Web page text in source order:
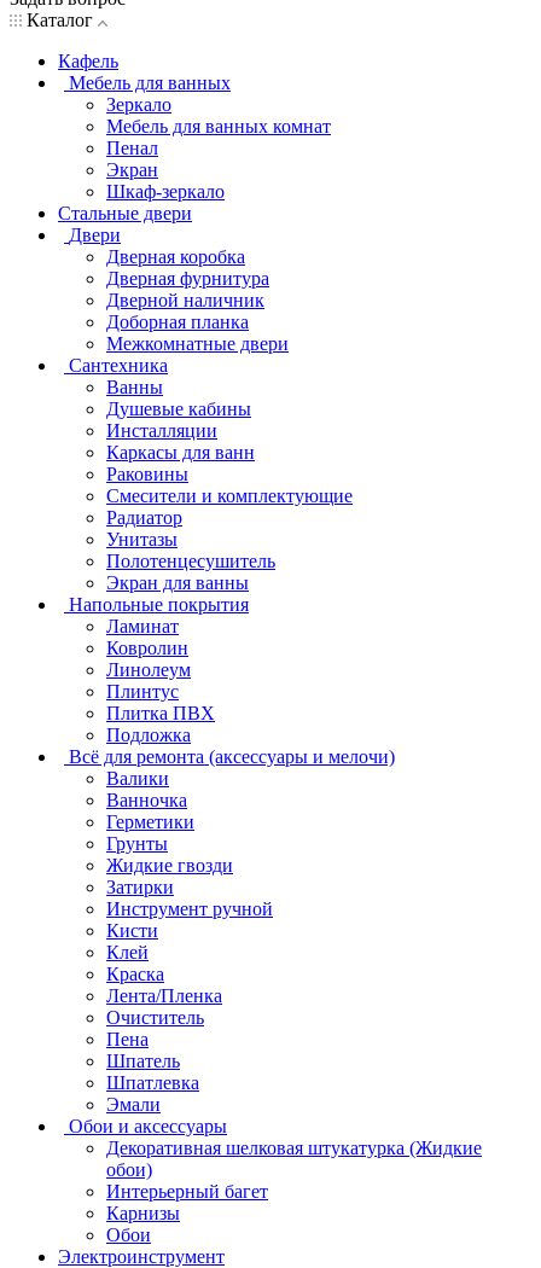
Каталог
Кафель
Мебель для ванных
Зеркало
Мебель для ванных комнат
Пенал
Экран
Шкаф-зеркало
Стальные двери
Двери
Дверная коробка
Дверная фурнитура
Дверной наличник
Доборная планка
Межкомнатные двери
Сантехника
Ванны
Душевые кабины
Инсталляции
Каркасы для ванн
Раковины
Смесители и комплектующие
Радиатор
Унитазы
Полотенцесушитель
Экран для ванны
Напольные покрытия
Ламинат
Ковролин
Линолеум
Плинтус
Плитка ПВХ
Подложка
Всё для ремонта (аксессуары и мелочи)
Валики
Ванночка
Герметики
Грунты
Жидкие гвозди
Затирки
Инструмент ручной
Кисти
Клей
Краска
Лента/Пленка
Очиститель
Пена
Шпатель
Шпатлевка
Эмали
Обои и аксессуары
Декоративная шелковая штукатурка (Жидкие
обои)
Интерьерный багет
Карнизы
Обои
Электроинструмент